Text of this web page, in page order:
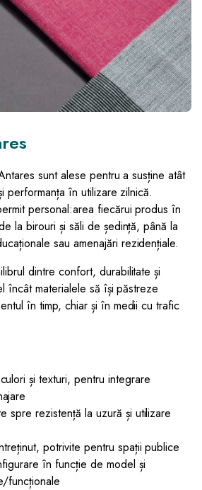
sunt alese pentru a susține atât
performanța în utilizare zilnică.
personal:area fiecărui produs în
la birouri și săli de ședință, până la
sau amenajări rezidențiale.
dintre confort, durabilitate și
încât materialele să își păstreze
în timp, chiar și în medii cu trafic
și texturi, pentru integrare
spre rezistență la uzură și utilizare
potrivite pentru spații publice
în funcție de model și
funcționale